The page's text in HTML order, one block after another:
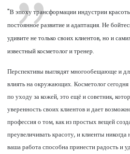
"В эпоху трансформации индустрии
постоянное развитие и адаптация. Не
удивите не только своих клиентов, но и
известный косметолог и тренер.
Перспективы выглядят многообещающе и
влиять на окружающих. Косметолог
по уходу за кожей, это ещё и советник,
уверенность своих клиентов и дает
профессия о том, как из простых вещей
преувеличивать красоту, и клиенты
ваша работа способна принести радость и